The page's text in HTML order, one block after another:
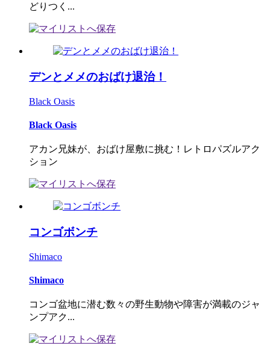
どりつく...
デンとメメのおばけ退治！
Black Oasis
Black Oasis
アカン兄妹が、おばけ屋敷に挑む！レトロパズルアク
ション
コンゴボンチ
Shimaco
Shimaco
コンゴ盆地に潜む数々の野生動物や障害が満載のジャ
ンプアク...